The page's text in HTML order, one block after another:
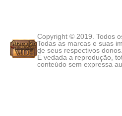
Copyright © 2019. Todos
Todas as marcas e suas
de seus respectivos donos.
É vedada a reprodução,
conteúdo sem expressa